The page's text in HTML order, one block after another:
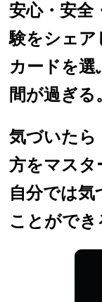
安心・安全
験をシェア
カードを
間が過ぎる
気づいたら
方をマスタ
自分では気
ことができ